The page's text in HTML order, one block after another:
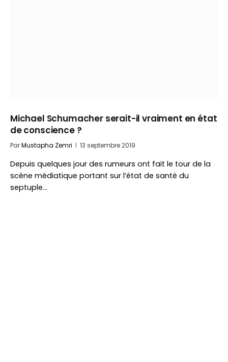
Michael Schumacher serait-il vraiment en état
de conscience ?
ParMustapha Zemri 13 septembre 2019
Depuis quelques jour des rumeurs ont fait le tour de la
scène médiatique portant sur l’état de santé du
septuple…